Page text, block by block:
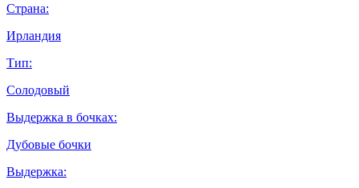
Страна:
Ирландия
Тип:
Солодовый
Выдержка в бочках:
Дубовые бочки
Выдержка: